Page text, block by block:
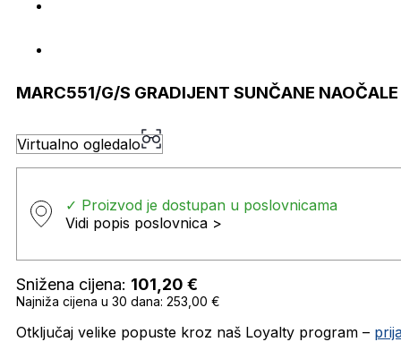
MARC551/G/S GRADIJENT SUNČANE
Virtualno ogledalo
✓ Proizvod je dostupan u poslovnicama
Vidi popis poslovnica >
Snižena cijena: 101,20 €
Najniža cijena u 30 dana: 253,00 €
Otključaj velike popuste kroz naš Loyalty program –